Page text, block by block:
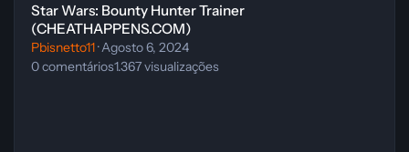
Star Wars: Bounty Hunter Trainer
(CHEATHAPPENS.COM)
Pbisnetto11·Agosto 6, 2024
0comentários1.367visualizações